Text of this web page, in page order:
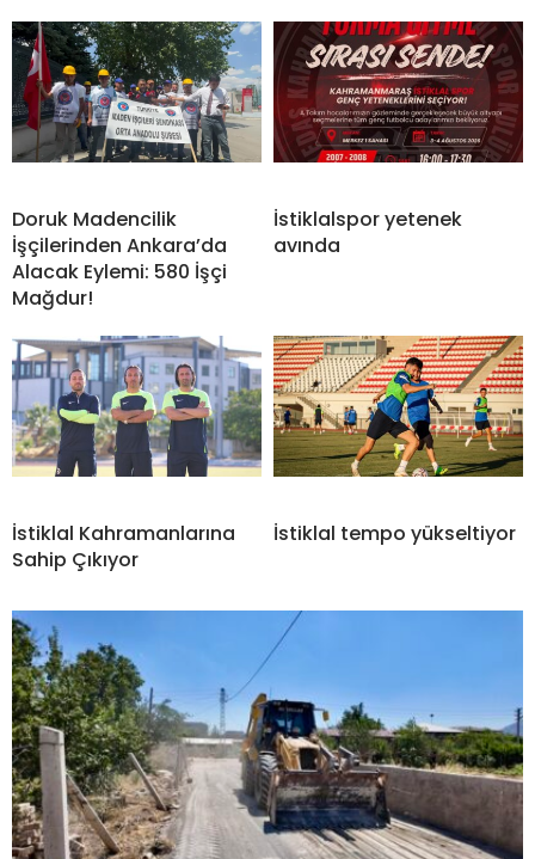
Doruk Madencilik
İşçilerinden Ankara’da
Alacak Eylemi: 580 İşçi
Mağdur!
İstiklalspor yetenek
avında
İstiklal Kahramanlarına
Sahip Çıkıyor
İstiklal tempo yükseltiyor